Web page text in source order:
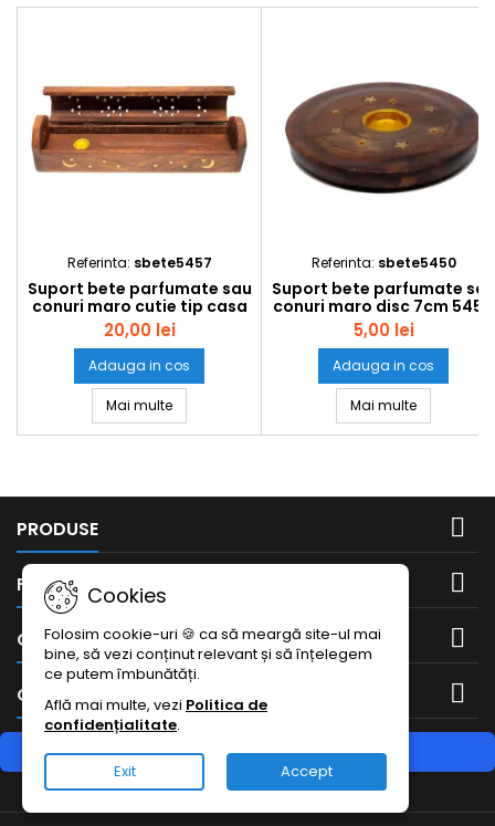
Referinta: sbete5457
Suport bete parfumate sau
conuri maro cutie tip casa
25.4cm 5457
20,00 lei
Adauga in cos
Mai multeSuport bete parfumate sau conuri maro cutie
Referinta: sbete5450
Suport bete parfumate sau
conuri maro disc 7cm 5450
5,00 lei
Adauga in cos
Mai multeSuport
PRODUSE 
FIRMA NOASTRA 
CONTUL DUMNEAVOASTRA 
CONTACTEAZA-NE 
Cookies
Folosim cookie-uri 🍪 ca să meargă site-ul mai
bine, să vezi conținut relevant și să înțelegem
ce putem îmbunătăți.
Află mai multe, vezi Politica de
confidențialitate.
Exit Accept
RETRAGERE DIN CONTRACT
Urmărește starea retragerii